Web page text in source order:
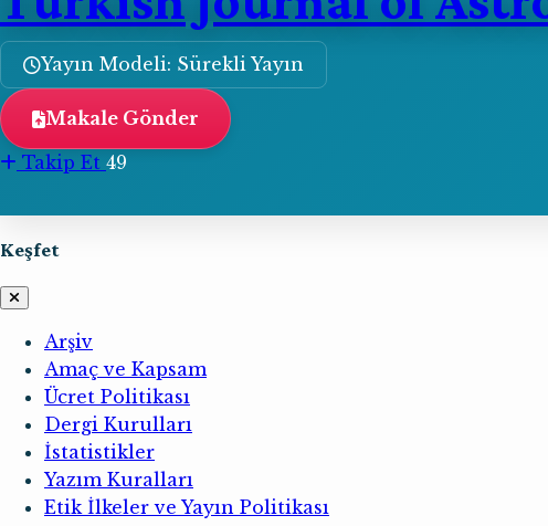
Yayın Modeli: Sürekli Yayın
Makale Gönder
Takip Et 49
Keşfet
Arşiv
Amaç ve Kapsam
Ücret Politikası
Dergi Kurulları
İstatistikler
Yazım Kuralları
Etik İlkeler ve Yayın Politikası